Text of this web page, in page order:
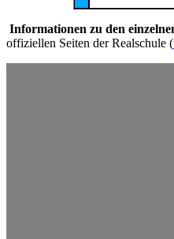
Informationen zu den
offiziellen Seiten der Realschule (